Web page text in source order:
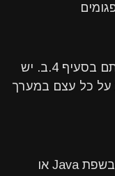
הערה: חובה להיעזר בפעולה שכתבתם בסעיף 4.ב. יש
שהפעלת הפעולה בסעיף 4.ב על כל עצם במערך
בשפת Java או